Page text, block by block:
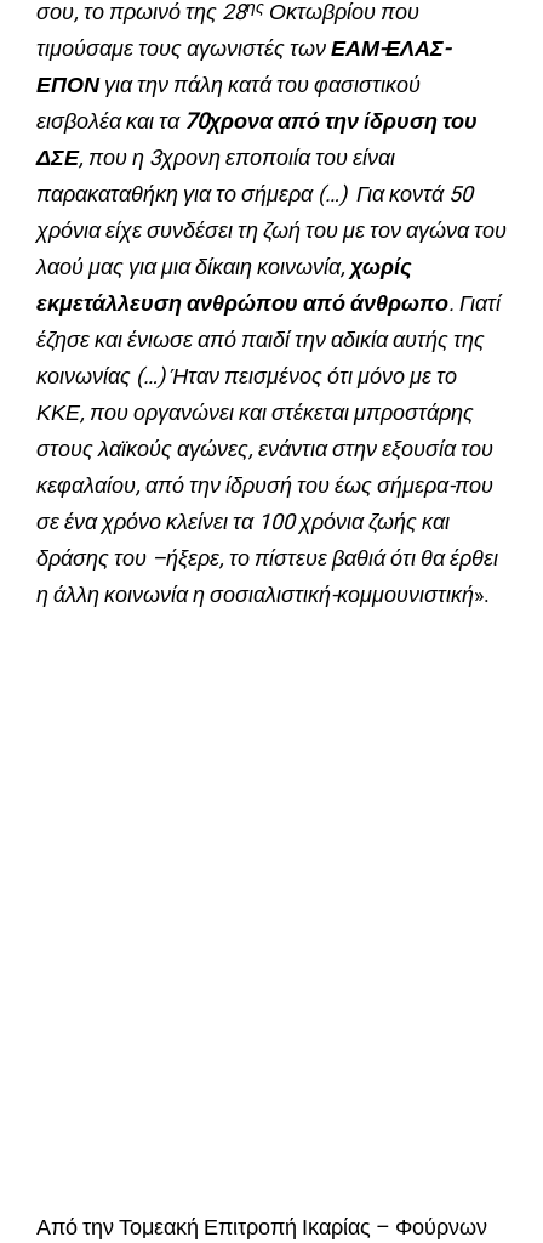
σου, το πρωινό της 28ης Οκτωβρίου που
τιμούσαμε τους αγωνιστές τωνΕΑΜ-ΕΛΑΣ-
ΕΠΟΝγια την πάλη κατά του φασιστικού
εισβολέα και τα 70χρονα από την ίδρυση του
ΔΣΕ, που η 3χρονη εποποιία του είναι
παρακαταθήκη για το σήμερα (…) Για κοντά 50
χρόνια είχε συνδέσει τη ζωή του με τον αγώνα του
λαού μας για μια δίκαιη κοινωνία, χωρίς
εκμετάλλευση ανθρώπου από άνθρωπο. Γιατί
έζησε και ένιωσε από παιδί την αδικία αυτής της
κοινωνίας (…) Ήταν πεισμένος ότι μόνο με το
ΚΚΕ, που οργανώνει και στέκεται μπροστάρης
στους λαϊκούς αγώνες, ενάντια στην εξουσία του
κεφαλαίου, από την ίδρυσή του έως σήμερα-που
σε ένα χρόνο κλείνει τα 100 χρόνια ζωής και
δράσης του –ήξερε, το πίστευε βαθιά ότι θα έρθει
η άλλη κοινωνία η σοσιαλιστική-κομμουνιστική».
Από την Τομεακή Επιτροπή Ικαρίας – Φούρνων